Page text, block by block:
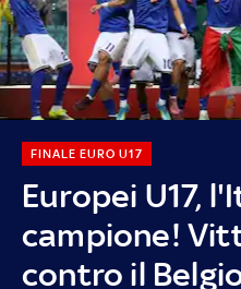
Europei U17,
campione!
contro il
FINALE EURO U17